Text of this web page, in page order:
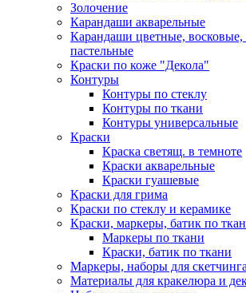
Золочение
Карандаши акварельные
Карандаши цветные, восковые,
пастельные
Краски по коже "Декола"
Контуры
Контуры по стеклу
Контуры по ткани
Контуры универсальные
Краски
Краска светящ. в темноте
Краски акварельные
Краски гуашевые
Краски для грима
Краски по стеклу и керамике
Краски, маркеры, батик по
Маркеры по ткани
Краски, батик по ткани
Маркеры, наборы для скетчинга
Материалы для кракелюра и